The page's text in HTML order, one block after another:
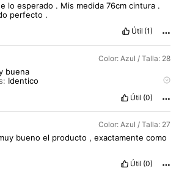
loesperado . Mis medida76cmcintura .
perfecto .
Útil (1)
Color: Azul / Talla: 28
buena
Identico
Útil (0)
Color: Azul / Talla: 27
buenoel producto ,exactamentecomo
Útil (0)